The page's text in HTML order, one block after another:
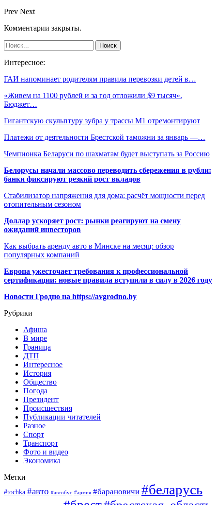
Prev Next
Комментарии закрыты.
Интересное:
ГАИ напоминает родителям правила перевозки детей в…
«Живем на 1100 рублей и за год отложили $9 тысяч».
Бюджет…
Гигантскую скульптуру зубра у трассы М1 отремонтируют
Платежи от деятельности Брестской таможни за январь —…
Чемпионка Беларуси по шахматам будет выступать за Россию
Белорусы начали массово переводить сбережения в рубли:
банки фиксируют резкий рост вкладов
Стабилизатор напряжения для дома: расчёт мощности перед
отопительным сезоном
Доллар ускоряет рост: рынки реагируют на смену
ожиданий инвесторов
Как выбрать аренду авто в Минске на месяц: обзор
популярных компаний
Европа ужесточает требования к профессиональной
сертификации: новые правила вступили в силу в 2026 году
Новости Гродно на https://avgrodno.by
Рубрики
Афиша
В мире
Граница
ДТП
Интересное
История
Общество
Погода
Президент
Происшествия
Публикации читателей
Разное
Спорт
Транспорт
Фото и видео
Экономика
Метки
#tochka #авто #автобус #армия #барановичи #беларусь